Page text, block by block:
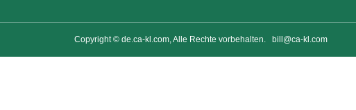
Copyright © de.ca-kl.com, Alle Rechte vorbehalten. bill@ca-kl.com